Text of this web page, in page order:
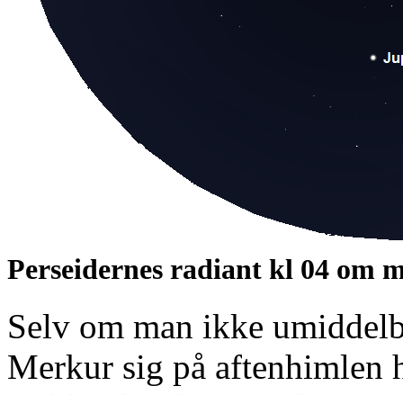
Perseidernes radiant kl 04 om
Selv om man ikke
Merkur sig på aftenhimlen